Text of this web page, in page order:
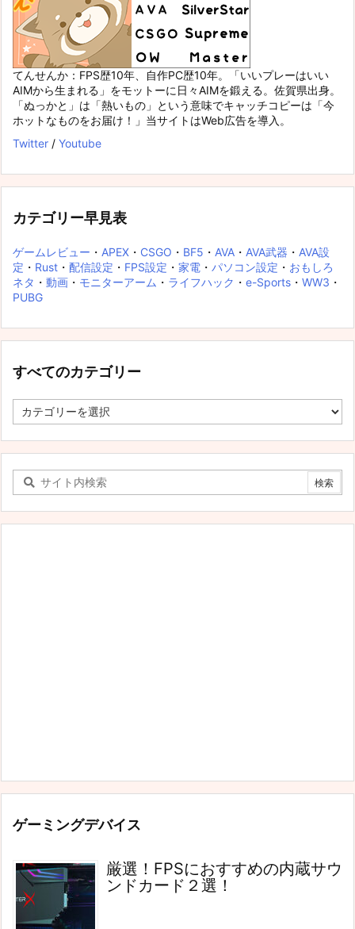
てんせんか：FPS歴10年、自作PC歴10年。「いいプレーはいい
AIMから生まれる」をモットーに日々AIMを鍛える。佐賀県出身。
「ぬっかと」は「熱いもの」という意味でキャッチコピーは「今
ホットなものをお届け！」当サイトはWeb広告を導入。
Twitter / Youtube
カテゴリー早見表
ゲームレビュー ・ APEX ・ CSGO ・ BF5 ・ AVA ・ AVA武器 ・ AVA設
定 ・ Rust ・ 配信設定 ・ FPS設定 ・ 家電 ・ パソコン設定 ・ おもしろ
ネタ ・ 動画 ・ モニターアーム ・ ライフハック ・ e-Sports ・ WW3 ・
PUBG
すべてのカテゴリー
べ
の
ゴ
リ
ー
ゲーミングデバイス
厳選！FPSにおすすめの内蔵サウ
ンドカード２選！